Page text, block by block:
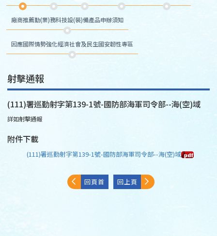
廠商推薦勤(業)務科技設(裝)備產品申辦須知
因應國際情勢強化經濟社會及民生國安韌性專區
射擊通報
(111)署巡勤射字第139-1號-國防部海軍司令部--海(空)域
詳如射擊通報
附件下載
(111)署巡勤射字第139-1號-國防部海軍司令部--海(空)域
回頁首 回上頁